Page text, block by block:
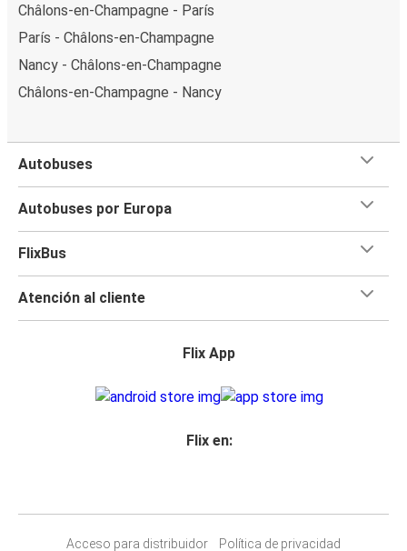
Châlons-en-Champagne - París
París - Châlons-en-Champagne
Nancy - Châlons-en-Champagne
Châlons-en-Champagne - Nancy
Autobuses
Autobuses por Europa
FlixBus
Atención al cliente
Flix App
Flix en:
Acceso para distribuidor Política de privacidad